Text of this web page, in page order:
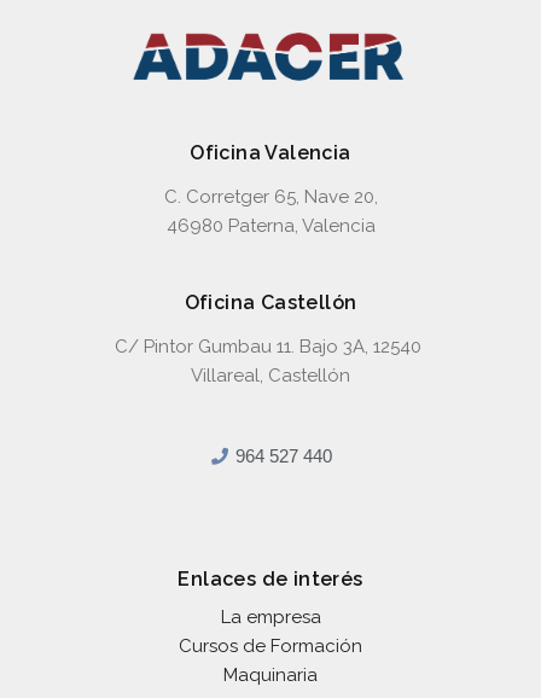
Oficina Valencia
C. Corretger 65, Nave 20,
46980 Paterna, Valencia
Oficina Castellón
C/ Pintor Gumbau 11. Bajo 3A, 12540
Villareal, Castellón
964 527 440
Enlaces de interés
La empresa
Cursos de Formación
Maquinaria